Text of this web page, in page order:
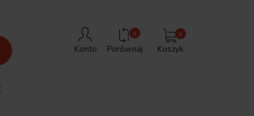
Konto
0
Porównaj Koszyk
0